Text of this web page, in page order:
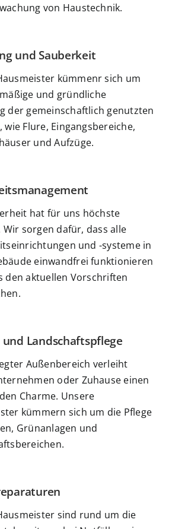
von Haustechnik.
und Sauberkeit
kümmenr sich um
und gründliche
der gemeinschaftlich genutzten
wie Flure, Eingangsbereiche,
und Aufzüge.
hat für uns höchste
sorgen dafür, dass alle
und -systeme in
einwandfrei funktionieren
den aktuellen Vorschriften
und Landschaftspflege
Außenbereich verleiht
oder Zuhause einen
Charme. Unsere
kümmern sich um die Pflege
Grünanlagen und
sind rund um die